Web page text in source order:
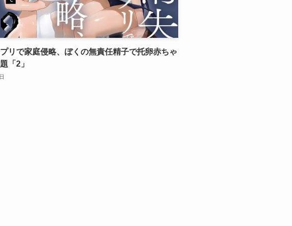
リで家庭侵略、ぼくの無責任精子で托卵赤ちゃ
「2」